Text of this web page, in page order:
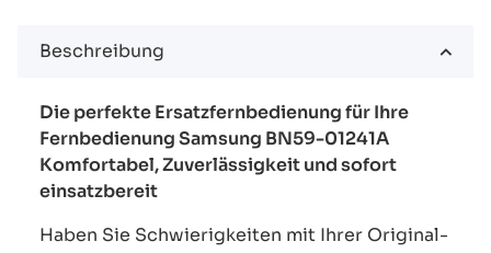
Beschreibung
Die perfekte Ersatzfernbedienung für Ihre
Fernbedienung Samsung BN59-01241A
Komfortabel, Zuverlässigkeit und sofort
einsatzbereit
Haben Sie Schwierigkeiten mit Ihrer Original-